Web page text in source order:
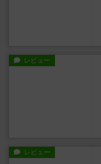
レビュー
レビュー